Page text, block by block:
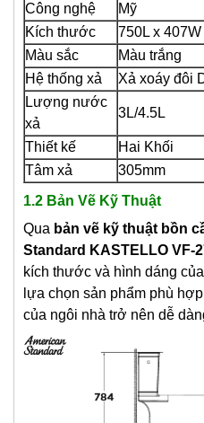
Công nghệ
Mỹ
Kích thước
750L x
Màu sắc
Màu trắng
Hệ thống xả
Xả xoáy đôi
Lượng nước
xả
3L/4.5L
Thiết kế
Hai Khối
Tâm xả
305mm
1.2 Bản Vẽ Kỹ Thuật
Qua bản vẽ kỹ thuật bồn
Standard KASTELLO VF-
kích thước và hình dáng
lựa chọn sản phẩm phù
của ngôi nhà trở nên dễ